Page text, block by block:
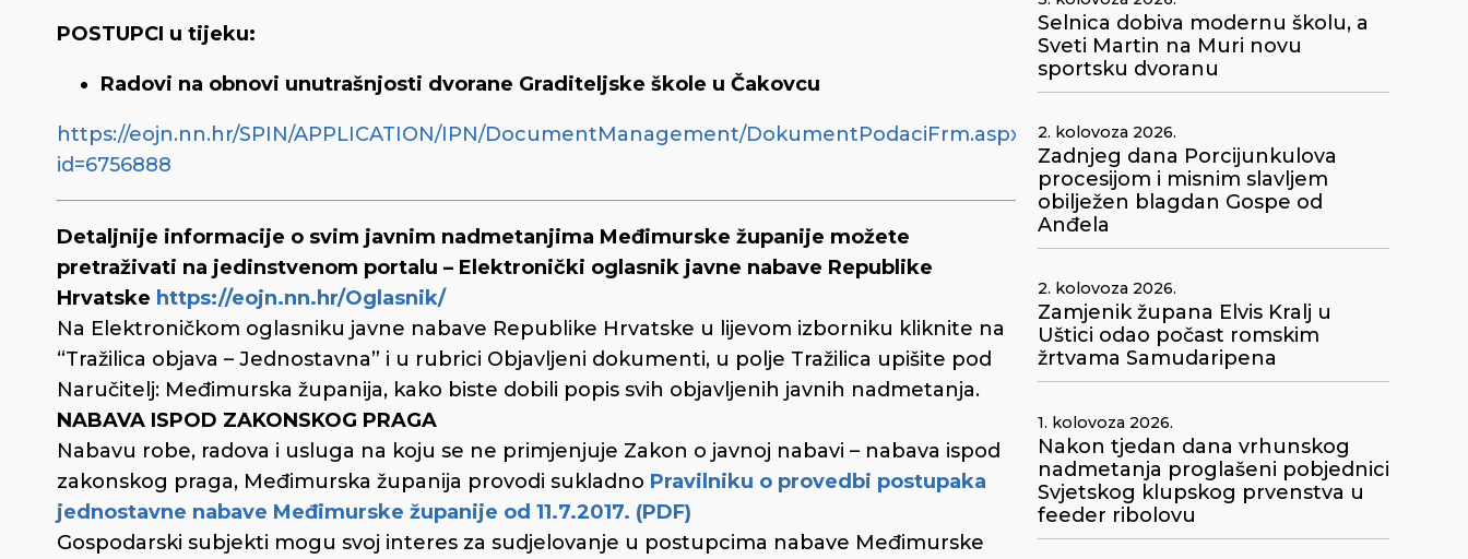
POSTUPCI u tijeku:
Radovi na obnovi unutrašnjosti dvorane Graditeljske škole u Čakovcu
https://eojn.nn.hr/SPIN/APPLICATION/IPN/DocumentManagement/DokumentPodaciFrm.aspx?
id=6756888
Detaljnije informacije o svim javnim nadmetanjima Međimurske županije možete
pretraživati na jedinstvenom portalu – Elektronički oglasnik javne nabave Republike
Hrvatske https://eojn.nn.hr/Oglasnik/
Na Elektroničkom oglasniku javne nabave Republike Hrvatske u lijevom izborniku kliknite na
“Tražilica objava – Jednostavna” i u rubrici Objavljeni dokumenti, u polje Tražilica upišite pod
Naručitelj: Međimurska županija, kako biste dobili popis svih objavljenih javnih nadmetanja.
NABAVA ISPOD ZAKONSKOG PRAGA
Nabavu robe, radova i usluga na koju se ne primjenjuje Zakon o javnoj nabavi – nabava ispod
zakonskog praga, Međimurska županija provodi sukladno Pravilniku o provedbi postupaka
jednostavne nabave Međimurske županije od 11.7.2017. (PDF)
Gospodarski subjekti mogu svoj interes za sudjelovanje u postupcima nabave Međimurske
Selnica dobiva modernu školu, a
Sveti Martin na Muri novu
sportsku dvoranu
2. kolovoza 2026.
Zadnjeg dana Porcijunkulova
procesijom i misnim slavljem
obilježen blagdan Gospe od
Anđela
2. kolovoza 2026.
Zamjenik župana Elvis Kralj u
Uštici odao počast romskim
žrtvama Samudaripena
1. kolovoza 2026.
Nakon tjedan dana vrhunskog
nadmetanja proglašeni pobjednici
Svjetskog klupskog prvenstva u
feeder ribolovu